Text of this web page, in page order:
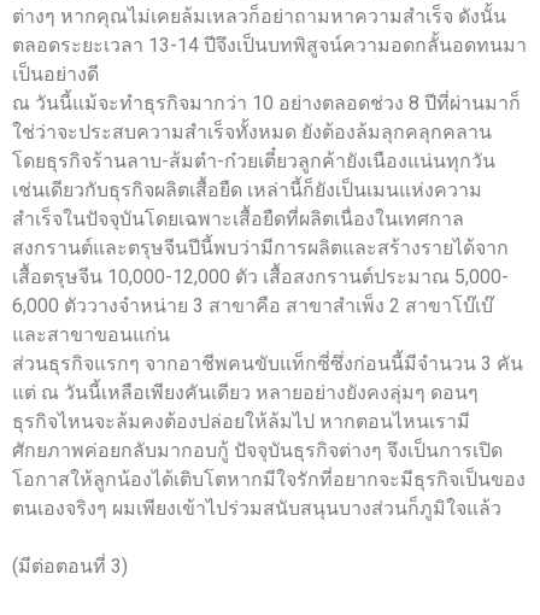
ต่างๆ หากคุณไม่เคยล้มเหลวก็อย่าถามหาความสำเร็จ ดังนั้น
ตลอดระยะเวลา 13-14 ปีจึงเป็นบทพิสูจน์ความอดกลั้นอดทนมา
เป็นอย่างดี
ณ วันนี้แม้จะทำธุรกิจมากว่า 10 อย่างตลอดช่วง 8 ปีที่ผ่านมาก็
ใช่ว่าจะประสบความสำเร็จทั้งหมด ยังต้องล้มลุกคลุกคลาน
โดยธุรกิจร้านลาบ-ส้มตำ-ก๋วยเตี๋ยวลูกค้ายังเนืองแน่นทุกวัน
เช่นเดียวกับธุรกิจผลิตเสื้อยืด เหล่านี้ก็ยังเป็นเมนแห่งความ
สำเร็จในปัจจุบันโดยเฉพาะเสื้อยืดที่ผลิตเนื่องในเทศกาล
สงกรานต์และตรุษจีนปีนี้พบว่ามีการผลิตและสร้างรายได้จาก
เสื้อตรุษจีน 10,000-12,000 ตัว เสื้อสงกรานต์ประมาณ 5,000-
6,000 ตัววางจำหน่าย 3 สาขาคือ สาขาสำเพ็ง 2 สาขาโบ๊เบ๊
และสาขาขอนแก่น
ส่วนธุรกิจแรกๆ จากอาชีพคนขับแท็กซี่ซึ่งก่อนนี้มีจำนวน 3 คัน
แต่ ณ วันนี้เหลือเพียงคันเดียว หลายอย่างยังคงลุ่มๆ ดอนๆ
ธุรกิจไหนจะล้มคงต้องปล่อยให้ล้มไป หากตอนไหนเรามี
ศักยภาพค่อยกลับมากอบกู้ ปัจจุบันธุรกิจต่างๆ จึงเป็นการเปิด
โอกาสให้ลูกน้องได้เติบโตหากมีใจรักที่อยากจะมีธุรกิจเป็นของ
ตนเองจริงๆ ผมเพียงเข้าไปร่วมสนับสนุนบางส่วนก็ภูมิใจแล้ว
(มีต่อตอนที่ 3)